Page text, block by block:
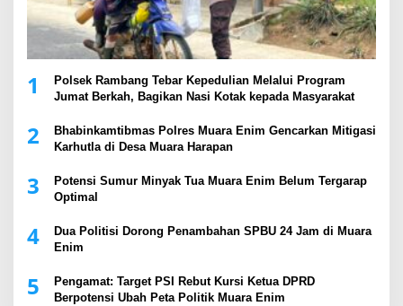
1
Polsek Rambang Tebar Kepedulian Melalui Program
Jumat Berkah, Bagikan Nasi Kotak kepada Masyarakat
2
Bhabinkamtibmas Polres Muara Enim Gencarkan Mitigasi
Karhutla di Desa Muara Harapan
3
Potensi Sumur Minyak Tua Muara Enim Belum Tergarap
Optimal
4
Dua Politisi Dorong Penambahan SPBU 24 Jam di Muara
Enim
5
Pengamat: Target PSI Rebut Kursi Ketua DPRD
Berpotensi Ubah Peta Politik Muara Enim